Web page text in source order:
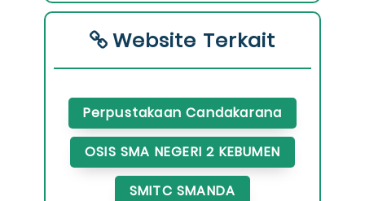
Website Terkait
Perpustakaan Candakarana
OSIS SMA NEGERI 2 KEBUMEN
SMITC SMANDA